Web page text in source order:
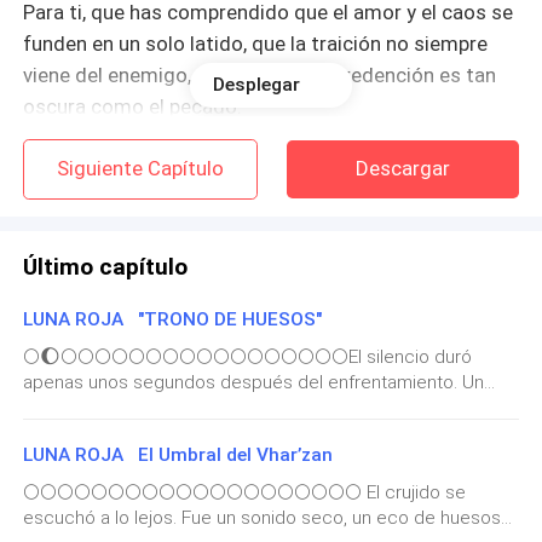
Para ti, que has comprendido que el amor y el caos se
funden en un solo latido, que la traición no siempre
viene del enemigo, y que a veces la redención es tan
oscura como el pecado.
Que cada palabra te arrastre a un mundo donde las
sombras son solo el comienzo, y que nunca olvides:
en cada noche sin luna, hay una luz esperando.
🌘🌘🌘🌘🌘🌘🌘🌘🌘🌗🌘🌘🌘🌘🌘🌘🌘🌘🌘
🌕PROLOGO🌕
El aire olía a humo y traición, a sangre y cenizas. La
luna, redonda y enferma, se asomaba entre las nubes
Desplegar
Siguiente Capítulo Descargar
Último capítulo
LUNA ROJA "TRONO DE HUESOS"
🌕🌔🌕🌕🌕🌕🌕🌕🌕🌕🌕🌕🌕🌕🌕🌕🌕🌕🌕El silencio duró
apenas unos segundos después del enfrentamiento. Un
lento, seguro, como si ya supiera lo que encontraría.—
Mmm… qué mal aspecto tiene tu lobo —musitó, observando
a Boren tirado, herido, sangrando—. ¿Te gusta llevar
mascotas rotas?No esperó respuesta. Alzó la mano y otros
LUNA ROJA El Umbral del Vhar’zan
🌕🌕🌕🌕🌕🌕🌕🌕🌕🌕🌕🌕🌕🌕🌕🌕🌕🌕🌕🌕 El crujido se
escuchó a lo lejos. Fue un sonido seco, un eco de huesos